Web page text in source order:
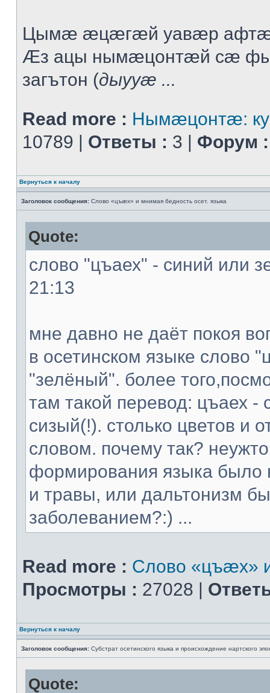
Цымæ æцæгæй уавæр
Æз ацы нымæцонтæй сæ
загътон (дыууæ ...
Read more : Нымæцонтæ:
10789 | Ответы : 3 | Форум :
Вернуться к началу
Заголовок сообщения: Слово «цъæх» и мнимая бедность осет. языка
Quote:
слово "цъаех" - синий или
21:13
мне давно не даёт покоя
в осетинском языке слово
"зелёный". более
там такой перевод: цъаех -
сизый(!). столько цветов и
словом. почему так?
формирования языка было
и травы, или дальтонизм
заболеванием?:) ...
Read more : Слово «цъæх»
Просмотры : 27028 |
Вернуться к началу
Заголовок сообщения: Субстрат осетинского языка и происхождение нартского
Quote: